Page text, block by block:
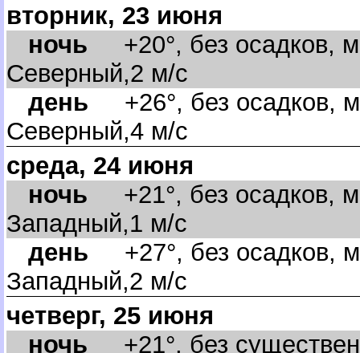
торник, 23 июня
ночь +20°, без осадков,
Северный,2 м/с
день +26°, без осадков,
Северный,4 м/с
среда, 24 июня
ночь +21°, без осадков,
Западный,1 м/с
день +27°, без осадков,
Западный,2 м/с
четверг, 25 июня
ночь +21°, без